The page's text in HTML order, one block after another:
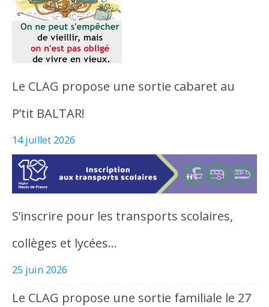
Le CLAG propose une sortie cabaret au
P’tit BALTAR!
14 juillet 2026
S’inscrire pour les transports scolaires,
collèges et lycées…
25 juin 2026
Le CLAG propose une sortie familiale le 27